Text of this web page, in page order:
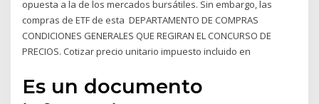
opuesta a la de los mercados bursátiles. Sin embargo, las
compras de ETF de esta DEPARTAMENTO DE COMPRAS
CONDICIONES GENERALES QUE REGIRAN EL CONCURSO DE
PRECIOS. Cotizar precio unitario impuesto incluido en
Es un documento